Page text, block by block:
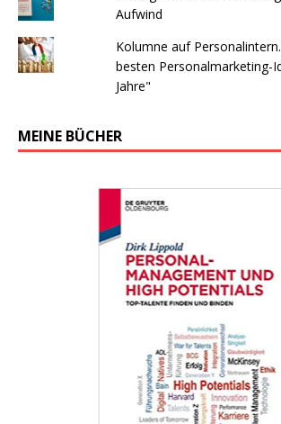
Aufwind
Kolumne auf
besten Personalmarketing-
Jahre"
MEINE BÜCHER